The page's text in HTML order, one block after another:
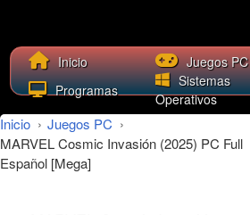
Inicio Juegos PC
Programas
Sistemas
Operativos
Inicio › Juegos PC ›
MARVEL Cosmic Invasión (2025) PC Full
Español [Mega]